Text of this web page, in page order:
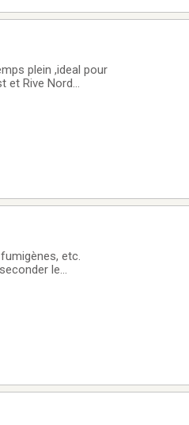
et Rive Nord
etc.
le